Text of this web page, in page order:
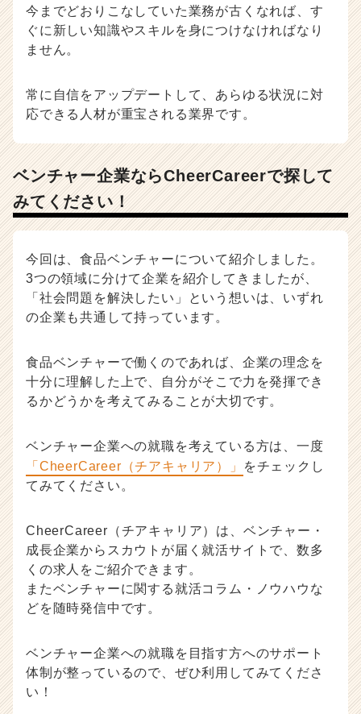
今までどおりこなしていた業務が古くなれば、す
ぐに新しい知識やスキルを身につけなければなり
ません。
常に自信をアップデートして、あらゆる状況に対
応できる人材が重宝される業界です。
ベンチャー企業ならCheerCareerで探して
みてください！
今回は、食品ベンチャーについて紹介しました。
3つの領域に分けて企業を紹介してきましたが、
「社会問題を解決したい」という想いは、いずれ
の企業も共通して持っています。
食品ベンチャーで働くのであれば、企業の理念を
十分に理解した上で、自分がそこで力を発揮でき
るかどうかを考えてみることが大切です。
ベンチャー企業への就職を考えている方は、一度
「CheerCareer（チアキャリア）」
をチェックし
てみてください。
CheerCareer（チアキャリア）は、ベンチャー・
成長企業からスカウトが届く就活サイトで、数多
くの求人をご紹介できます。
またベンチャーに関する就活コラム・ノウハウな
どを随時発信中です。
ベンチャー企業への就職を目指す方へのサポート
体制が整っているので、ぜひ利用してみてくださ
い！